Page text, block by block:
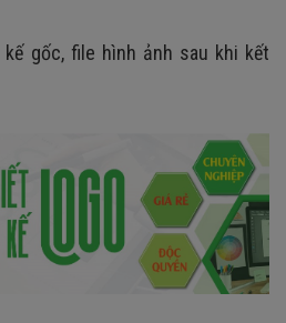
gốc, file hình ảnh sau khi kết